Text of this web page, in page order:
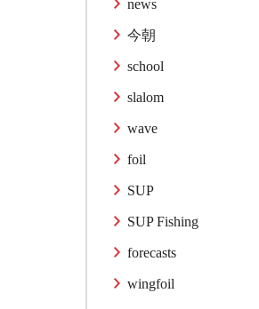
news
今朝
school
slalom
wave
foil
SUP
SUP Fishing
forecasts
wingfoil